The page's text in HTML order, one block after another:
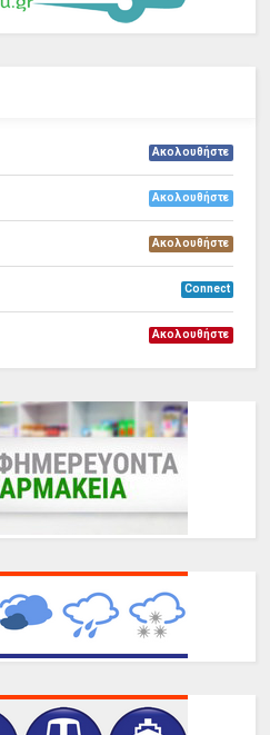
Ακολουθήστε
Ακολουθήστε
Ακολουθήστε
Connect
Ακολουθήστε